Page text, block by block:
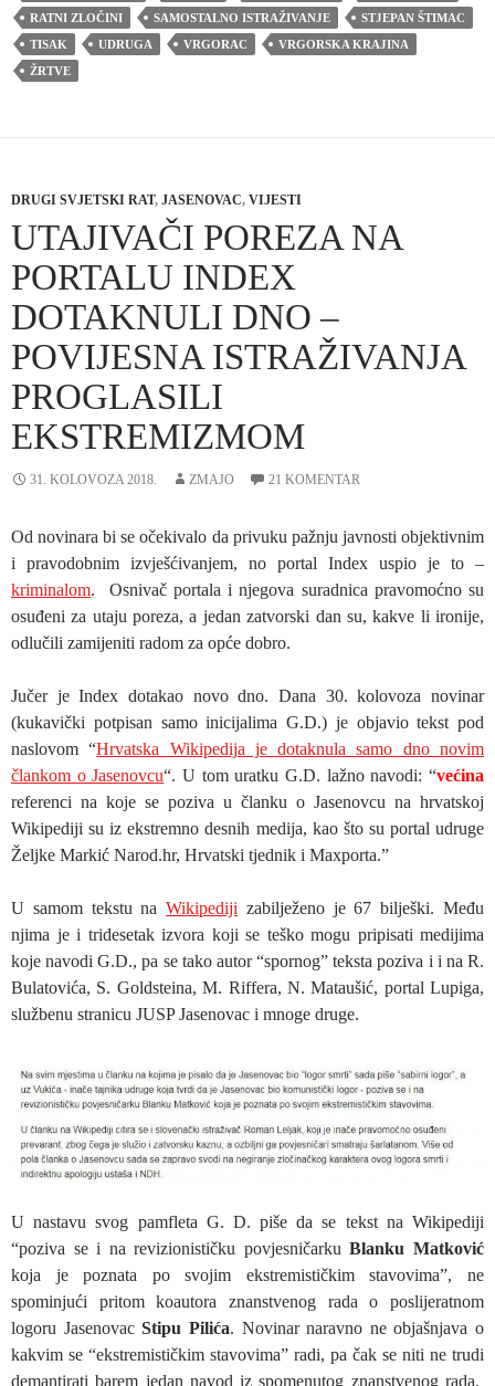
RATNI ZLOČINI
SAMOSTALNO ISTRAŽIVANJE
STJEPAN ŠTIMAC
TISAK
UDRUGA VRGORAC
VRGORSKA KRAJINA
ŽRTVE
DRUGI SVJETSKI RAT, JASENOVAC, VIJESTI
UTAJIVAČI POREZA NA
PORTALU INDEX
DOTAKNULI DNO –
POVIJESNA ISTRAŽIVANJA
PROGLASILI
EKSTREMIZMOM
31. KOLOVOZA 2018. ZMAJO 21 KOMENTAR
Od novinara bi se očekivalo da privuku pažnju javnosti objektivnim
i pravodobnim izvješćivanjem, no portal Index uspio je to –
kriminalom. Osnivač portala i njegova suradnica pravomoćno su
osuđeni za utaju poreza, a jedan zatvorski dan su, kakve li ironije,
odlučili zamijeniti radom za opće dobro.
Jučer je Index dotakao novo dno. Dana 30. kolovoza novinar
(kukavički potpisan samo inicijalima G.D.) je objavio tekst pod
naslovom “Hrvatska Wikipedija je dotaknula samo dno novim
člankom o Jasenovcu“. U tom uratku G.D. lažno navodi: “većina
referenci na koje se poziva u članku o Jasenovcu na hrvatskoj
Wikipediji su iz ekstremno desnih medija, kao što su portal udruge
Željke Markić Narod.hr, Hrvatski tjednik i Maxporta.”
U samom tekstu naWikipediji zabilježeno je 67 bilješki. Među
njima je i tridesetak izvora koji se teško mogu pripisati medijima
koje navodi G.D., pa se tako autor “spornog” teksta poziva i i na R.
Bulatovića, S. Goldsteina, M. Riffera, N. Mataušić, portal Lupiga,
službenu stranicu JUSP Jasenovac i mnoge druge.
U nastavu svog pamfleta G. D. piše da se tekst na Wikipediji
“poziva se i na revizionističku povjesničarkuBlanku Matković
koja je poznata po svojim ekstremističkim stavovima”, ne
spominjući pritom koautora znanstvenog rada o poslijeratnom
logoru JasenovacStipu Pilića. Novinar naravno ne objašnjava o
kakvim se “ekstremističkim stavovima” radi, pa čak se niti ne trudi
demantirati barem jedan navod iz spomenutog znanstvenog rada.